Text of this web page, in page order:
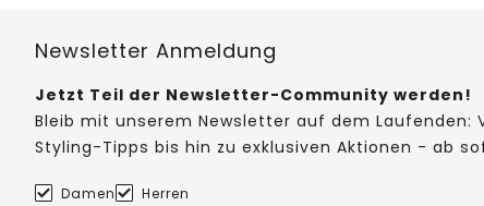
Newsletter Anmeldung
Jetzt Teil der Newsletter-Community werden!
Bleib mit unserem Newsletter auf dem Laufenden:
Styling-Tipps bis hin zu exklusiven Aktionen - ab
Damen Herren